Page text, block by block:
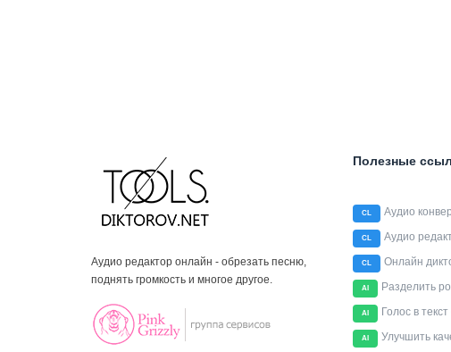
Аудио редактор онлайн - обрезать песню,
поднять громкость и многое другое.
Полезные
CL Аудио
CL Аудио
CL Онлайн
AI Разделить
AI Голос в
AI Улучшить